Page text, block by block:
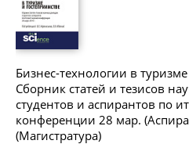
Бизнес-технологии в
Сборник статей и тезисов
студентов и аспирантов по
конференции 28 мар.
(Магистратура)